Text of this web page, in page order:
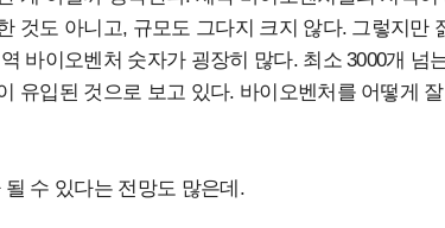
것도 아니고, 규모도 그다지 크지 않다. 그렇지만
바이오벤처 숫자가 굉장히 많다. 최소 3000개 넘
유입된 것으로 보고 있다. 바이오벤처를 어떻게
수 있다는 전망도 많은데.